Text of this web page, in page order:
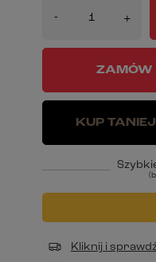
- +
ZAMÓW
KUP
Kliknij i